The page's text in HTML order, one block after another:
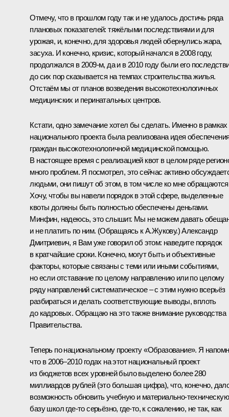
Отмечу, что в прошлом году так и не удалось достичь ряда
плановых показателей: тяжёлыми последствиями и для
урожая, и, конечно, для здоровья людей обернулись жара,
засуха. И конечно, кризис, который начался в 2008 году,
продолжался в 2009-м, да и в 2010 году были его
до сих пор сказывается на темпах строительства жилья.
Отстаём мы от планов возведения высокотехнологичных
медицинских и перинатальных центров.
Кстати, одно замечание хотел бы сделать. Именно в рамках
национального проекта была реализована идея
граждан высокотехнологичной медицинской помощью.
В настоящее время с реализацией квот в целом ряде
много проблем. Я посмотрел, это сейчас активно
людьми, они пишут об этом, в том числе ко мне
Хочу, чтобы вы навели порядок в этой сфере, выделенные
квоты должны быть полностью обеспечены деньгами.
Минфин, надеюсь, это слышит. Мы не можем давать
и не платить по ним. (Обращаясь к А.Жукову.)Александр
Дмитриевич, я Вам уже говорил об этом: наведите порядок
в кратчайшие сроки. Конечно, могут быть и объективные
факторы, которые связаны с теми или иными событиями,
но если отставание по целому направлению или по целому
ряду направлений систематическое – с этим нужно всерьёз
разбираться и делать соответствующие выводы, вплоть
до кадровых. Обращаю на это также внимание руководства
Правительства.
Теперь по национальному проекту «Образование». Я
что в 2006–2010 годах на этот национальный проект
из бюджетов всех уровней было выделено более 280
миллиардов рублей (это большая цифра), что, конечно,
возможность обновить учебную и материально-техническую
базу школ где‑то серьёзно, где‑то, к сожалению, не так, как